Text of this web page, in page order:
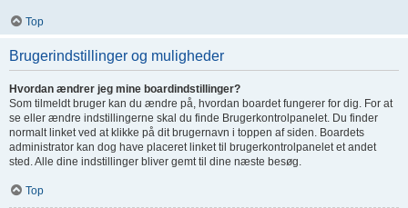
Top
Brugerindstillinger og muligheder
Hvordan ændrer jeg mine boardindstillinger?
Som tilmeldt bruger kan du ændre på, hvordan boardet fungerer for dig. For at
se eller ændre indstillingerne skal du finde Brugerkontrolpanelet. Du finder
normalt linket ved at klikke på dit brugernavn i toppen af siden. Boardets
administrator kan dog have placeret linket til brugerkontrolpanelet et andet
sted. Alle dine indstillinger bliver gemt til dine næste besøg.
Top